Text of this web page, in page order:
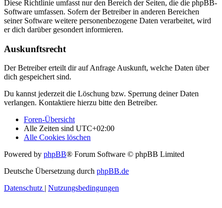
Diese Richtlinie umfasst nur den Bereich der Seiten, die die phpBB-
Software umfassen. Sofern der Betreiber in anderen Bereichen
seiner Software weitere personenbezogene Daten verarbeitet, wird
er dich darüber gesondert informieren.
Auskunftsrecht
Der Betreiber erteilt dir auf Anfrage Auskunft, welche Daten über
dich gespeichert sind.
Du kannst jederzeit die Löschung bzw. Sperrung deiner Daten
verlangen. Kontaktiere hierzu bitte den Betreiber.
Foren-Übersicht
Alle Zeiten sind UTC+02:00
Alle Cookies löschen
Powered by phpBB® Forum Software © phpBB Limited
Deutsche Übersetzung durch phpBB.de
Datenschutz | Nutzungsbedingungen